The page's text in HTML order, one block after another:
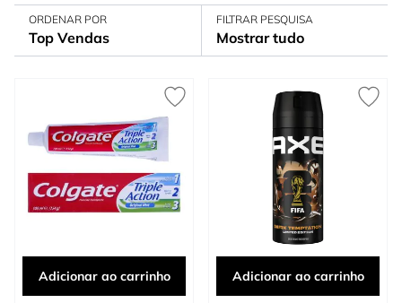
ORDENAR POR
Top Vendas
FILTRAR PESQUISA
Mostrar tudo
Adicionar ao carrinho Adicionar ao carrinho